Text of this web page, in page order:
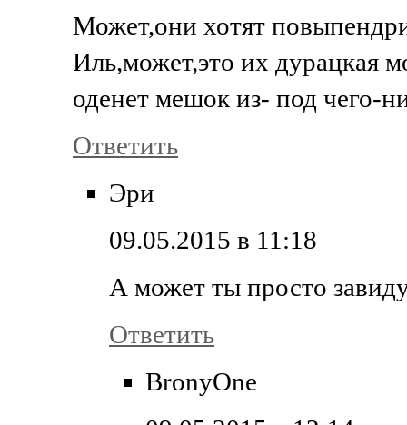
Может,они хотят
Иль,может,это их дурацкая
оденет мешок из- под чего-
Ответить
Эри
09.05.2015 в 11:18
А может ты просто
Ответить
BronyOne